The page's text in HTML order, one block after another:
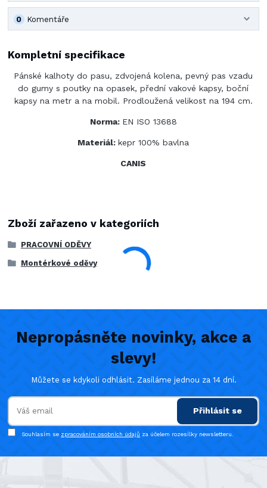
Komentáře
0
Kompletní specifikace
Pánské kalhoty do pasu, zdvojená kolena, pevný pas vzadu
do gumy s poutky na opasek, přední vakové kapsy, boční
kapsy na metr a na mobil. Prodloužená velikost na 194 cm.
Norma: EN ISO 13688
Materiál:kepr 100% bavlna
CANIS
Zboží zařazeno v kategoriích
PRACOVNÍ ODĚVY
Montérkové oděvy
Nepropásněte novinky, akce a
slevy!
Můžete se kdykoli odhlásit. Zasíláme jednou za 14 dní.
Přihlásit se
Souhlasím se zpracováním osobních údajů za účelem rozesílky newsletteru.